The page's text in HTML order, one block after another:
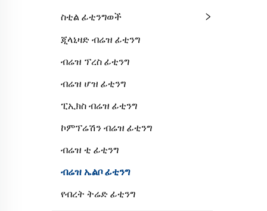
ስቲል ፊቲንግወች
ጂላኒዛድ ብሬዝ ፊቲንግ
ብሬዝ ፕረስ ፊቲንግ
ብሬዝ ሆዝ ፊቲንግ
ፒኢክስ ብሬዝ ፊቲንግ
ኮምፕሬሽን ብሬዝ ፊቲንግ
ብሬዝ ቲ ፊቲንግ
ብሬዝ ኤልቦ ፊቲንግ
የብረት ትሬድ ፊቲንግ